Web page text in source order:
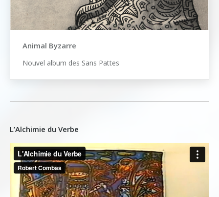
Animal Byzarre
Nouvel album des Sans Pattes
L’Alchimie du Verbe